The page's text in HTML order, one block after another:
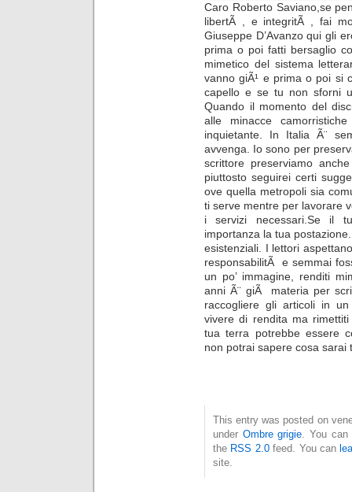
Caro Roberto Saviano,se
libertÃ , e integritÃ , fai
Giuseppe D’Avanzo qui gli
prima o poi fatti bersaglio
mimetico del sistema
vanno giÃ¹ e prima o poi si
capello e se tu non sforni
Quando il momento del
alle minacce
inquietante. In Italia Ã¨
avvenga. Io sono per
scrittore preserviamo
piuttosto seguirei certi
ove quella metropoli sia
ti serve mentre per lavorare
i servizi necessari.Se il
importanza la tua
esistenziali. I lettori
responsabilitÃ e semmai
un po’ immagine, renditi
anni Ã¨ giÃ materia per
raccogliere gli articoli in
vivere di rendita ma
tua terra potrebbe essere
non potrai sapere cosa sarai
This entry was posted on
under Ombre grigie. You can
the RSS 2.0feed. You can
site.